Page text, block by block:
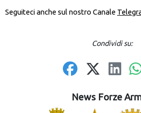
Seguiteci anche sul nostro Canale
Condividi su:
News Forze